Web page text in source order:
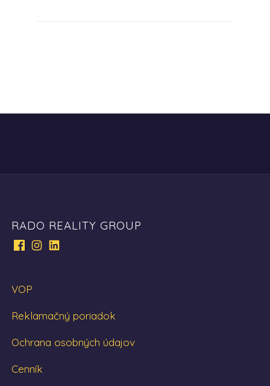
RADO REALITY GROUP
VOP
Reklamačný poriadok
Ochrana osobných údajov
Cenník